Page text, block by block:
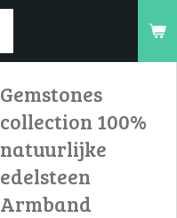
Gemstones
collection 100%
natuurlijke
edelsteen
Armband